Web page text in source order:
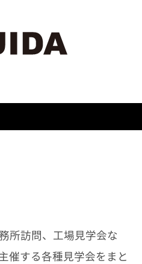
所訪問、工場見学会な
催する各種見学会をまと